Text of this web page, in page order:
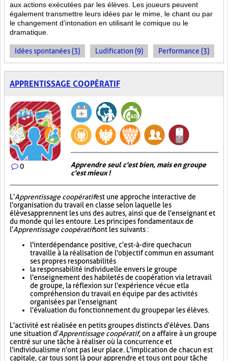
aux actions exécutées par les élèves. Les joueurs peuvent
également transmettre leurs idées par le mime, le chant ou par
le changement d’intonation en utilisant le comique ou le
dramatique.
Idées spontanées (3) Ludification (9) Performance (3)
APPRENTISSAGE COOPÉRATIF
0
Apprendre seul c'est bien, mais en groupe
c'est mieux !
L'Apprentissage coopératifest une approche interactive de
l'organisation du travail en classe selon laquelle les
élèves apprennent les uns des autres, ainsi que de l'enseignant et
du monde qui les entoure. Les principes fondamentaux de
l'Apprentissage coopératifsont les suivants :
l'interdépendance positive, c'est-à-dire que chacun
travaille à la réalisation de l'objectif commun en assumant
ses propres responsabilités
la responsabilité individuelle envers le groupe
l'enseignement des habiletés de coopération via le travail
de groupe, la réflexion sur l'expérience vécue et la
compréhension du travail en équipe par des activités
organisées par l'enseignant
l'évaluation du fonctionnement du groupe par les élèves.
L'activité est réalisée en petits groupes distincts d'élèves. Dans
une situation d'Apprentissage coopératif, on a affaire à un groupe
centré sur une tâche à réaliser où la concurrence et
l'individualisme n'ont pas leur place. L'implication de chacun est
capitale, car tous sont là pour apprendre et tous ont pour tâche